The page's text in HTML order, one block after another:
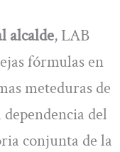
alcalde, LAB
fórmulas en
meteduras de
del
conjunta de la